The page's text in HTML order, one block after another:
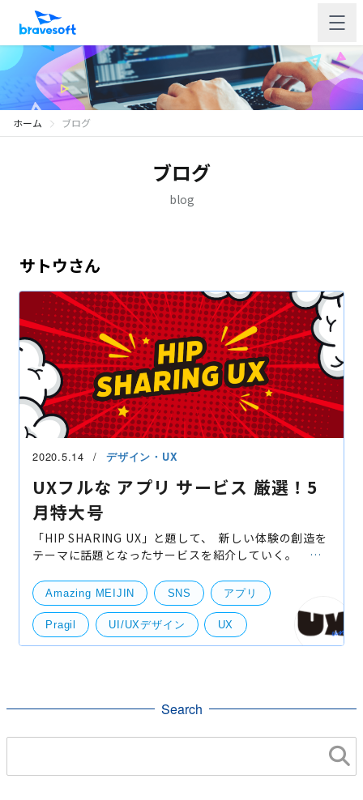
ホーム ブログ
ブログ
blog
サトウさん
2020.5.14 デザイン・UX
UXフルな アプリ サービス 厳選！5
月特大号
「HIP SHARING UX」と題して、 新しい体験の創造を
テーマに話題となったサービスを紹介していく。 そ
AndroidiOS ●●名人！というよう
Amazing MEIJIN SNS アプリ
Pragil UI/UXデザイン UX
Search